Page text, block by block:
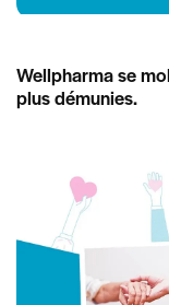
Wellpharma se
plus démunies.